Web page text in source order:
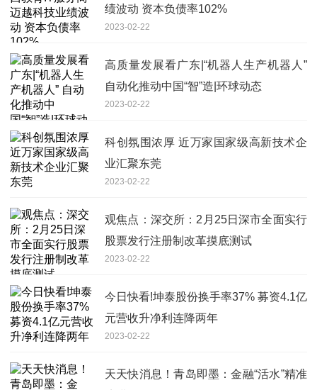
绩波动 资本负债率102%
2023-02-22
高质量发展看广东|“机器人生产机器人”
自动化推动中国“智”造|环球动态
2023-02-22
科创氛围浓厚 近万家国家级高新技术企
业汇聚东莞
2023-02-22
观焦点：深交所：2月25日深市全面实行
股票发行注册制改革摸底测试
2023-02-22
今日快看!坤泰股份换手率37% 募资4.1亿
元营收升净利连降两年
2023-02-22
天天快消息！青岛即墨：金融“活水”精准